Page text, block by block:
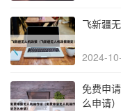
飞新疆
2024-
免费申
么申请）